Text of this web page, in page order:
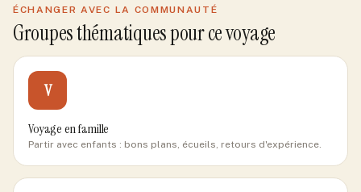
ÉCHANGER AVEC LA COMMUNAUTÉ
Groupes thématiques pour ce voyage
V
Voyage en famille
Partir avec enfants : bons plans, écueils, retours d'expérience.